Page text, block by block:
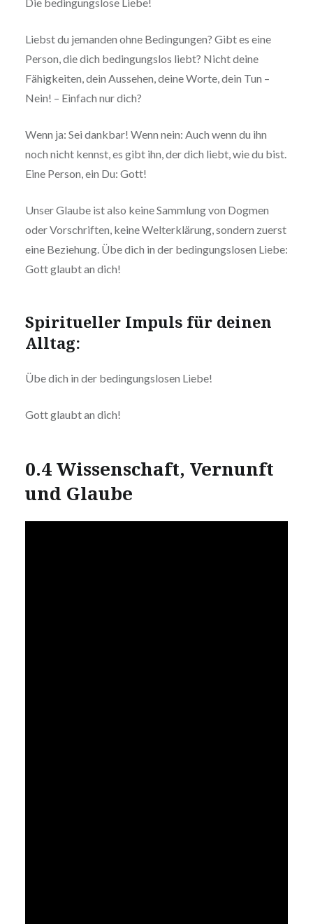
Die bedingungslose Liebe!
Liebst du jemanden ohne Bedingungen? Gibt es eine
Person, die dich bedingungslos liebt? Nicht deine
Fähigkeiten, dein Aussehen, deine Worte, dein Tun –
Nein! – Einfach nur dich?
Wenn ja: Sei dankbar! Wenn nein: Auch wenn du ihn
noch nicht kennst, es gibt ihn, der dich liebt, wie du bist.
Eine Person, ein Du: Gott!
Unser Glaube ist also keine Sammlung von Dogmen
oder Vorschriften, keine Welterklärung, sondern zuerst
eine Beziehung. Übe dich in der bedingungslosen Liebe:
Gott glaubt an dich!
Spiritueller Impuls für deinen
Alltag:
Übe dich in der bedingungslosen Liebe!
Gott glaubt an dich!
0.4 Wissenschaft, Vernunft
und Glaube